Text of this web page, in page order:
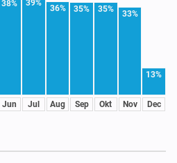
38%
Jun
39%
Jul
36%
Aug
35%
Sep
35%
Okt
33%
Nov
13%
Dec